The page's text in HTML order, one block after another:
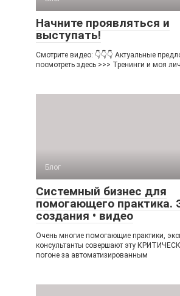
Начните проявляться и
выступать!
Смотрите видео: 👇👇👇 Актуальные
посмотреть здесь >>> Тренинги и моя
Блог
Системный бизнес для
помогающего практика.
создания • видео
Очень многие помогающие практики,
консультанты совершают эту
погоне за автоматизированным